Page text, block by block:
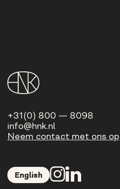
+31(0) 800 — 8098
info@hnk.nl
Neem contact met ons op
English